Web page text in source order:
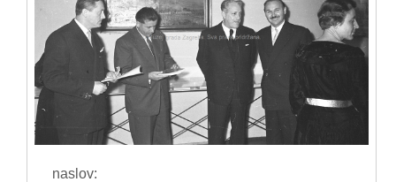
naslov: